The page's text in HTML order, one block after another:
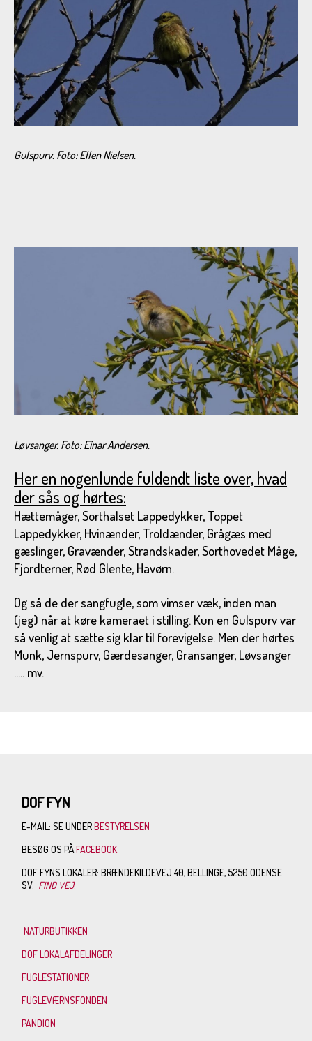
Gulspurv. Foto: Ellen Nielsen.
Løvsanger. Foto: Einar Andersen.
Her en nogenlunde fuldendt liste over, hvad
der sås og hørtes:
Hættemåger, Sorthalset Lappedykker, Toppet
Lappedykker, Hvinænder, Troldænder, Grågæs med
gæslinger, Gravænder, Strandskader, Sorthovedet Måge,
Fjordterner, Rød Glente, Havørn.
Og så de der sangfugle, som vimser væk, inden man
(jeg) når at køre kameraet i stilling. Kun en Gulspurv var
så venlig at sætte sig klar til forevigelse. Men der hørtes
Munk, Jernspurv, Gærdesanger, Gransanger, Løvsanger
..... mv.
DOF FYN
E-MAIL: SE UNDERBESTYRELSEN
BESØG OS PÅFACEBOOK
DOF FYNS LOKALER: BRÆNDEKILDEVEJ 40, BELLINGE, 5250 ODENSE
SV. FIND VEJ.
NATURBUTIKKEN
DOF LOKALAFDELINGER
FUGLESTATIONER
FUGLEVÆRNSFONDEN
PANDION